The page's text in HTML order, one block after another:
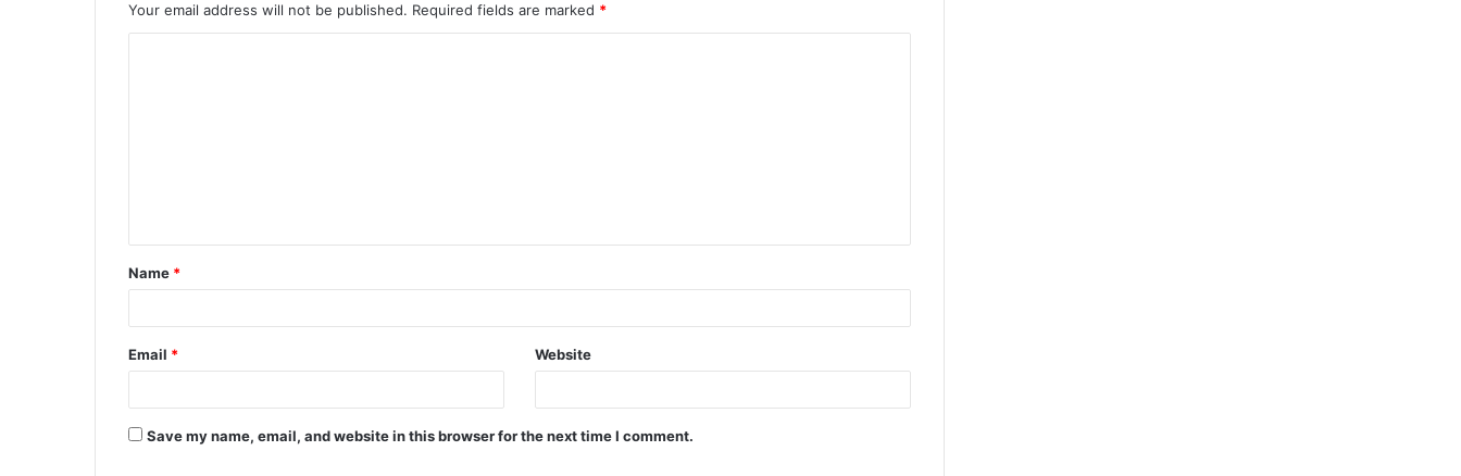
Your email address will not be published. Required fields are marked *
t
*
Name *
Email * Website
Save my name, email, and website in this browser for the next time I comment.